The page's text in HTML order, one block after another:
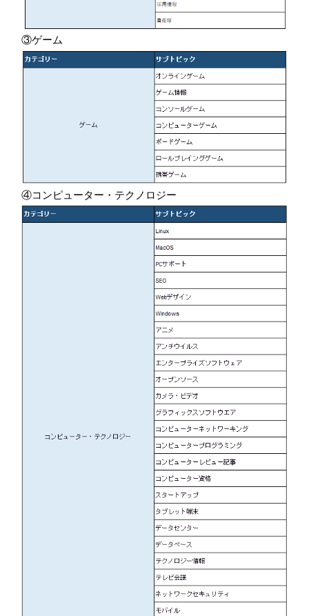
③ゲーム
④コンピューター・テクノロジー